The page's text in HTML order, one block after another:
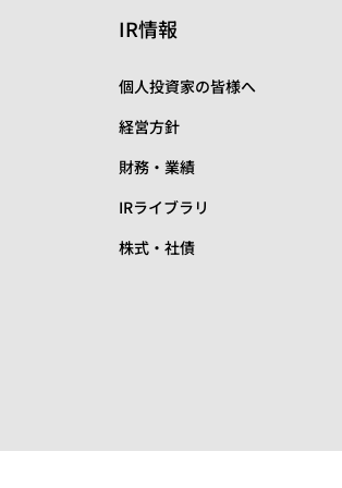
IR情報
個人投資家の皆様へ
経営方針
財務・業績
IRライブラリ
株式・社債